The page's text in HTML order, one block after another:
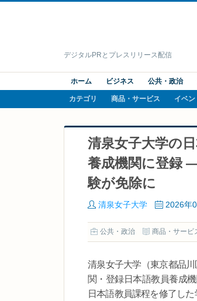
デジタルPRとプレスリリース配信
ホーム ビジネス 公共・政治
カテゴリ 商品・サービス イベン
清泉女子大学の
養成機関に登録
験が免除に
清泉女子大学 2026年
公共・政治 商品・サービ
清泉女子大学（東京都品
関・登録日本語教員養成
日本語教員課程を修了し